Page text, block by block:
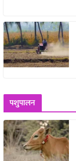
पशुपालन